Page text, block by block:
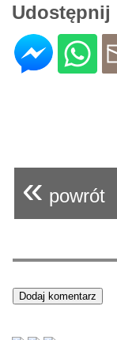
Udostępnij
« powrót